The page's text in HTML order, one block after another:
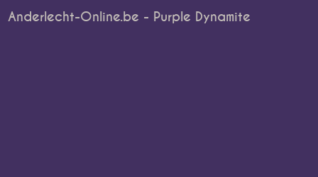
Anderlecht-Online.be - Purple Dynamite